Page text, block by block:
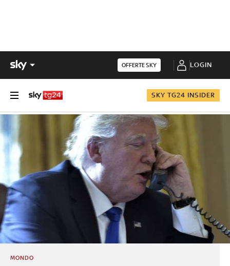
OFFERTE SKY LOGIN
SKY TG24 INSIDER
MONDO